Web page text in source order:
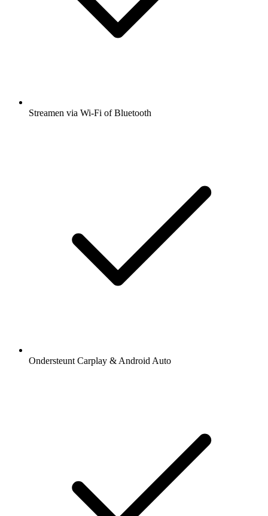
Streamen via Wi-Fi of Bluetooth
Ondersteunt Carplay & Android Auto